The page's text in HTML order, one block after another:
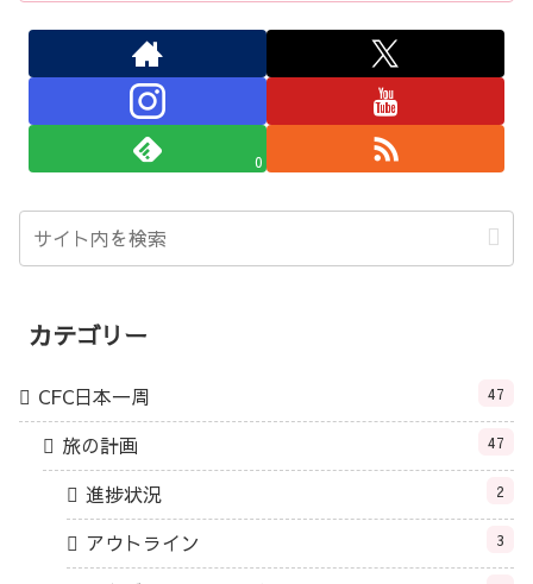
0
カテゴリー
CFC日本一周 47
旅の計画 47
進捗状況 2
アウトライン 3